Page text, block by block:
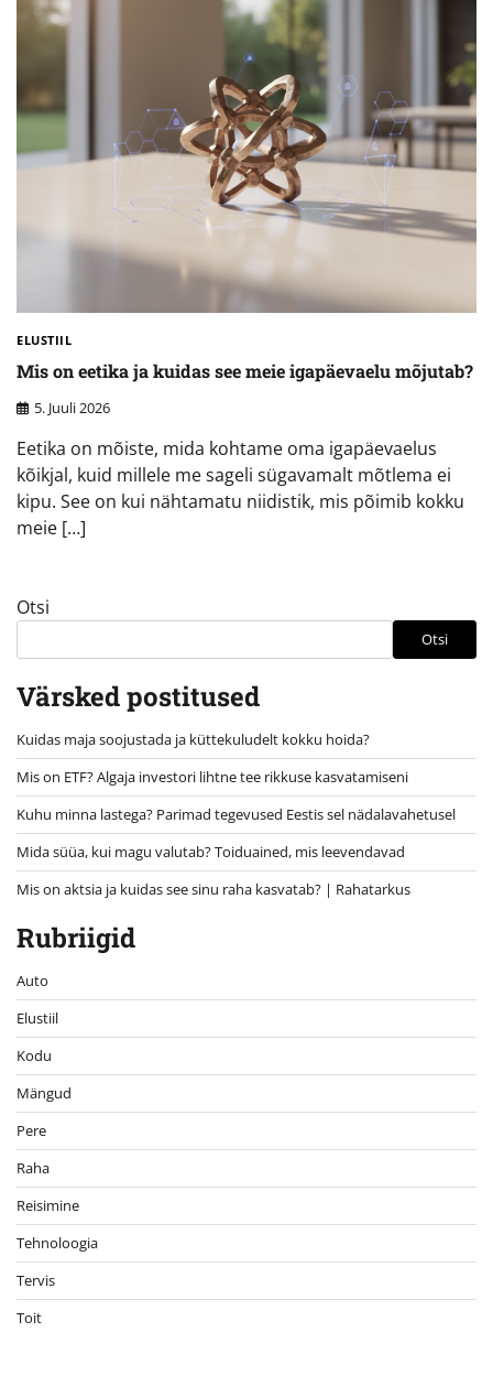
ELUSTIIL
Mis on eetika ja kuidas see meie igapäevaelu mõjutab?
5. Juuli 2026
Eetika on mõiste, mida kohtame oma igapäevaelus
kõikjal, kuid millele me sageli sügavamalt mõtlema ei
kipu. See on kui nähtamatu niidistik, mis põimib kokku
meie […]
Otsi
Otsi
Värsked postitused
Kuidas maja soojustada ja küttekuludelt kokku hoida?
Mis on ETF? Algaja investori lihtne tee rikkuse kasvatamiseni
Kuhu minna lastega? Parimad tegevused Eestis sel nädalavahetusel
Mida süüa, kui magu valutab? Toiduained, mis leevendavad
Mis on aktsia ja kuidas see sinu raha kasvatab? | Rahatarkus
Rubriigid
Auto
Elustiil
Kodu
Mängud
Pere
Raha
Reisimine
Tehnoloogia
Tervis
Toit